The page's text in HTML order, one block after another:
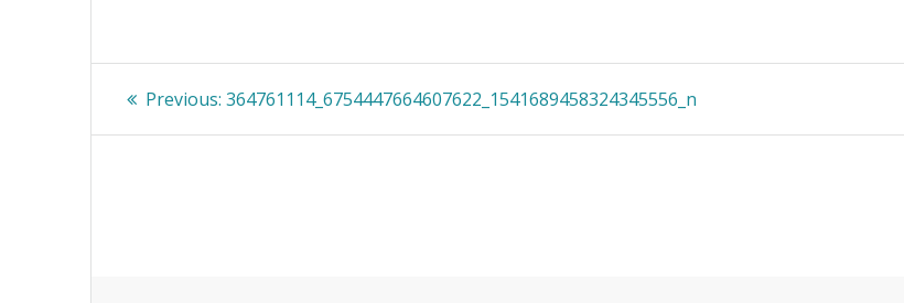
Nawigacja
wpisu
Previous: Previous
364761114_6754447664607622_1541689458324345556_n